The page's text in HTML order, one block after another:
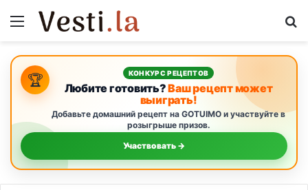
Menu
🏆 КОНКУРС РЕЦЕПТОВ
Любите готовить?Ваш рецепт может
выиграть!
Добавьте домашний рецепт на GOTUIMO и участвуйте в
розыгрыше призов.
Участвовать →